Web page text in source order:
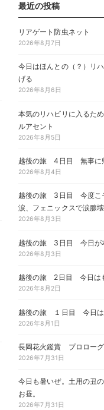
最近の投稿
リアゲート防虫ネット
2026年8月7日
今日はほんとの（？）リ
げる
2026年8月6日
本気のリハビリに入るた
ルアセント
2026年8月5日
越後の旅 4日目 無事に
2026年8月4日
越後の旅 3日目 今度こ
涙、フェニックスで涙腺
2026年8月3日
越後の旅 3日目 今日が
2026年8月3日
越後の旅 2日目 今日は
2026年8月2日
越後の旅 １日目 今日は
2026年8月1日
長岡花火鑑賞 プロロー
2026年7月31日
今日も暑いぜ。土用の丑
お昼。
2026年7月31日